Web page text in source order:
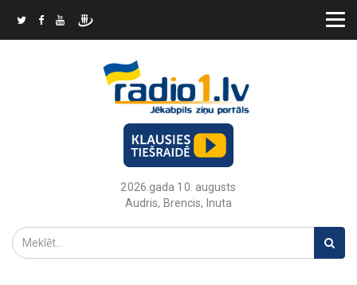
2026.gada 10. augusts
Audris, Brencis, Inuta